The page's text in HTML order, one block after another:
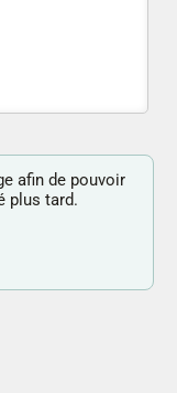
afin de pouvoir
plus tard.